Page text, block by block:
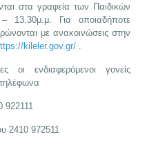
στα γραφεία των Παιδικών
13.30μ.μ. Για οποιαδήποτε
με ανακοινώσεις στην
kileler.gov.gr/.
οι ενδιαφερόμενοι γονείς
922111
2410 972511